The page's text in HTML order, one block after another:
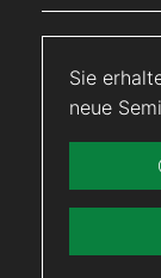
Sie
neue